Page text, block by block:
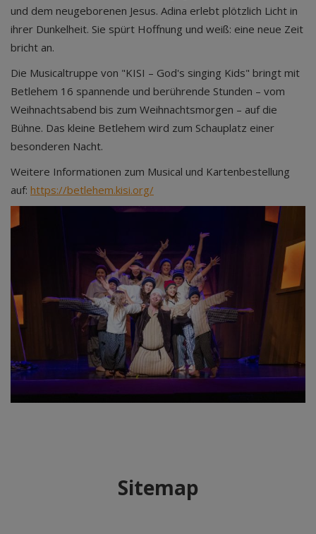
und dem neugeborenen Jesus. Adina erlebt plötzlich Licht in
ihrer Dunkelheit. Sie spürt Hoffnung und weiß: eine neue Zeit
bricht an.
Die Musicaltruppe von "KISI – God's singing Kids" bringt mit
Betlehem 16 spannende und berührende Stunden – vom
Weihnachtsabend bis zum Weihnachtsmorgen – auf die
Bühne. Das kleine Betlehem wird zum Schauplatz einer
besonderen Nacht.
Weitere Informationen zum Musical und Kartenbestellung
auf: https://betlehem.kisi.org/
Sitemap